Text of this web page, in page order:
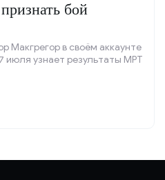
бой
Макгрегор в своём аккаунте
июля узнает результаты МРТ